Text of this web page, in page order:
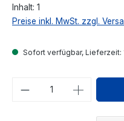
Inhalt: 1
Preise inkl. MwSt. zzgl.
Sofort verfügbar, Lieferzeit:
Produkt